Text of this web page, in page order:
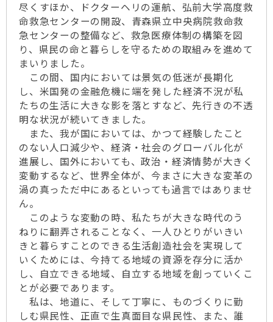
尽くすほか、ドクターヘリの運航、弘前大学高度救
命救急センターの開設、青森県立中央病院救命救
急センターの整備など、救急医療体制の構築を図
り、県民の命と暮らしを守るための取組みを進めて
まいりました。
この間、国内においては景気の低迷が長期化
し、米国発の金融危機に端を発した経済不況が私
たちの生活に大きな影を落とすなど、先行きの不透
明な状況が続いてきました。
また、我が国においては、かつて経験したこと
のない人口減少や、経済・社会のグローバル化が
進展し、国外においても、政治・経済情勢が大きく
変動するなど、世界全体が、今まさに大きな変革の
渦の真っただ中にあるといっても過言ではありませ
ん。
このような変動の時、私たちが大きな時代のう
ねりに翻弄されることなく、一人ひとりがいきい
きと暮らすことのできる生活創造社会を実現して
いくためには、今持てる地域の資源を存分に活か
し、自立できる地域、自立する地域を創っていくこ
とが必要であります。
私は、地道に、そして丁寧に、ものづくりに勤
しむ県民性、正直で生真面目な県民性、また、誰